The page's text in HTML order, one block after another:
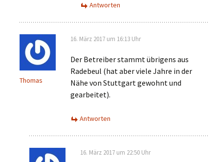
Antworten
Thomas
16. März 2017 um 16:13 Uhr
Der Betreiber stammt übrigens aus
Radebeul (hat aber viele Jahre in der
Nähe von Stuttgart gewohnt und
gearbeitet).
Antworten
16. März 2017 um 22:50 Uhr